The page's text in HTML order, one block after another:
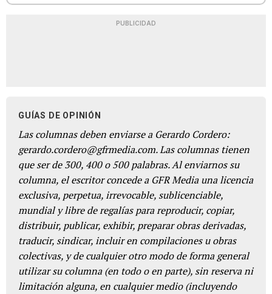
PUBLICIDAD
GUÍAS DE OPINIÓN
Las columnas deben enviarse a Gerardo Cordero:
gerardo.cordero@gfrmedia.com. Las columnas tienen
que ser de 300, 400 o 500 palabras. Al enviarnos su
columna, el escritor concede a GFR Media una licencia
exclusiva, perpetua, irrevocable, sublicenciable,
mundial y libre de regalías para reproducir, copiar,
distribuir, publicar, exhibir, preparar obras derivadas,
traducir, sindicar, incluir en compilaciones u obras
colectivas, y de cualquier otro modo de forma general
utilizar su columna (en todo o en parte), sin reserva ni
limitación alguna, en cualquier medio (incluyendo